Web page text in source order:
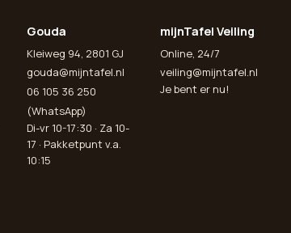
Gouda
Kleiweg 94, 2801 GJ
gouda@mijntafel.nl
06 105 36 250
(WhatsApp)
Di-vr 10-17:30 · Za 10-
17 · Pakketpunt v.a.
10:15
mijnTafel Veiling
Online, 24/7
veiling@mijntafel.nl
Je bent er nu!